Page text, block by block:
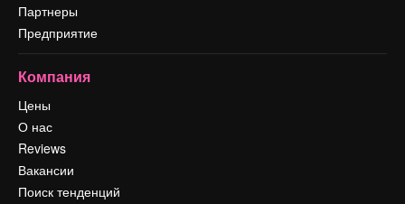
Партнеры
Предприятие
Компания
Цены
О нас
Reviews
Вакансии
Поиск тенденций